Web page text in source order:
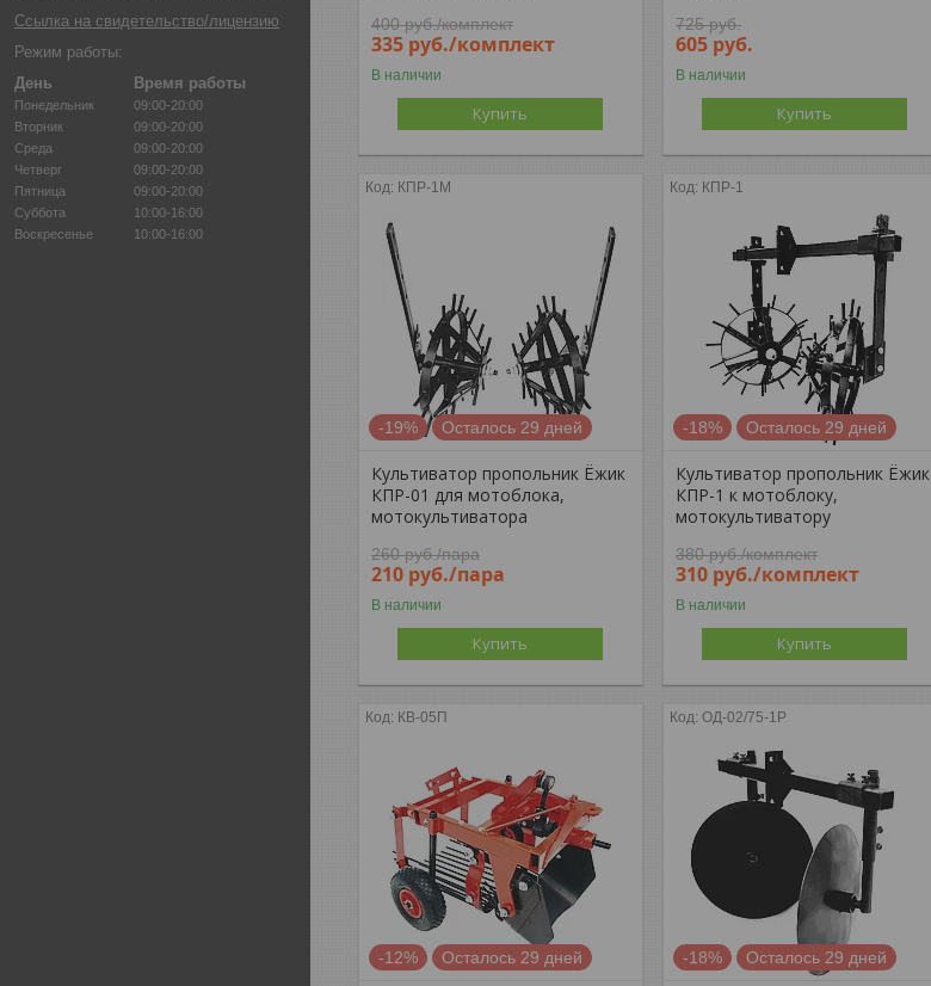
Ссылка на свидетельство/лицензию
Режим работы:
День
Время работы
Понедельник
09:00-20:00
Вторник
09:00-20:00
Среда
09:00-20:00
Четверг
09:00-20:00
Пятница
09:00-20:00
Суббота
10:00-16:00
Воскресенье
10:00-16:00
400руб./комплект
335 руб./комплект
В наличии
Купить
725руб.
605 руб.
В наличии
Купить
КПР-1М
-19% Осталось 29 дней
Культиватор пропольник Ёжик
КПР-01 для мотоблока,
мотокультиватора
260руб./пара
210 руб./пара
В наличии
Купить
КПР-1
-18% Осталось 29 дней
Культиватор пропольник Ёжик
КПР-1 к мотоблоку,
мотокультиватору
380руб./комплект
310 руб./комплект
В наличии
Купить
КВ-05П
-12% Осталось 29 дней
ОД-02/75-1Р
-18% Осталось 29 дней